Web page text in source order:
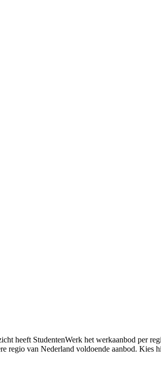
heeft StudentenWerk het werkaanbod per
regio van Nederland voldoende aanbod.